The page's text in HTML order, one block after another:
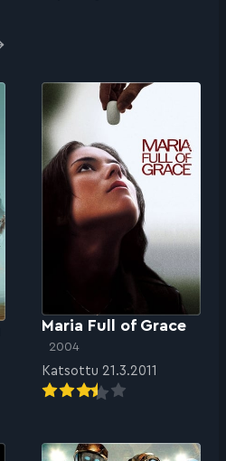
Maria Full of Grace
2004
Katsottu 21.3.2011